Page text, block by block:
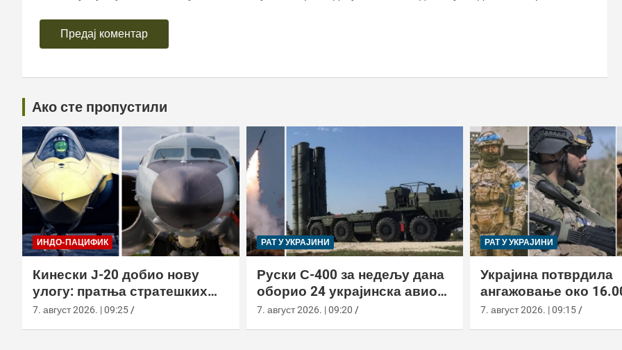
Ако сте пропустили
ИНДО-ПАЦИФИК
Кинески Ј-20 добио нову
улогу: пратња стратешких
бомбардера Х-6Н
7. август 2026. | 09:25
РАТ У УКРАЈИНИ
Руски С-400 за недељу дана
оборио 24 украјинска авиона
новом тактиком заседе
7. август 2026. | 09:20
РАТ У УКРАЈИНИ
Украјина потврдила
ангажовање око
страних бораца из
7. август 2026. | 09:15